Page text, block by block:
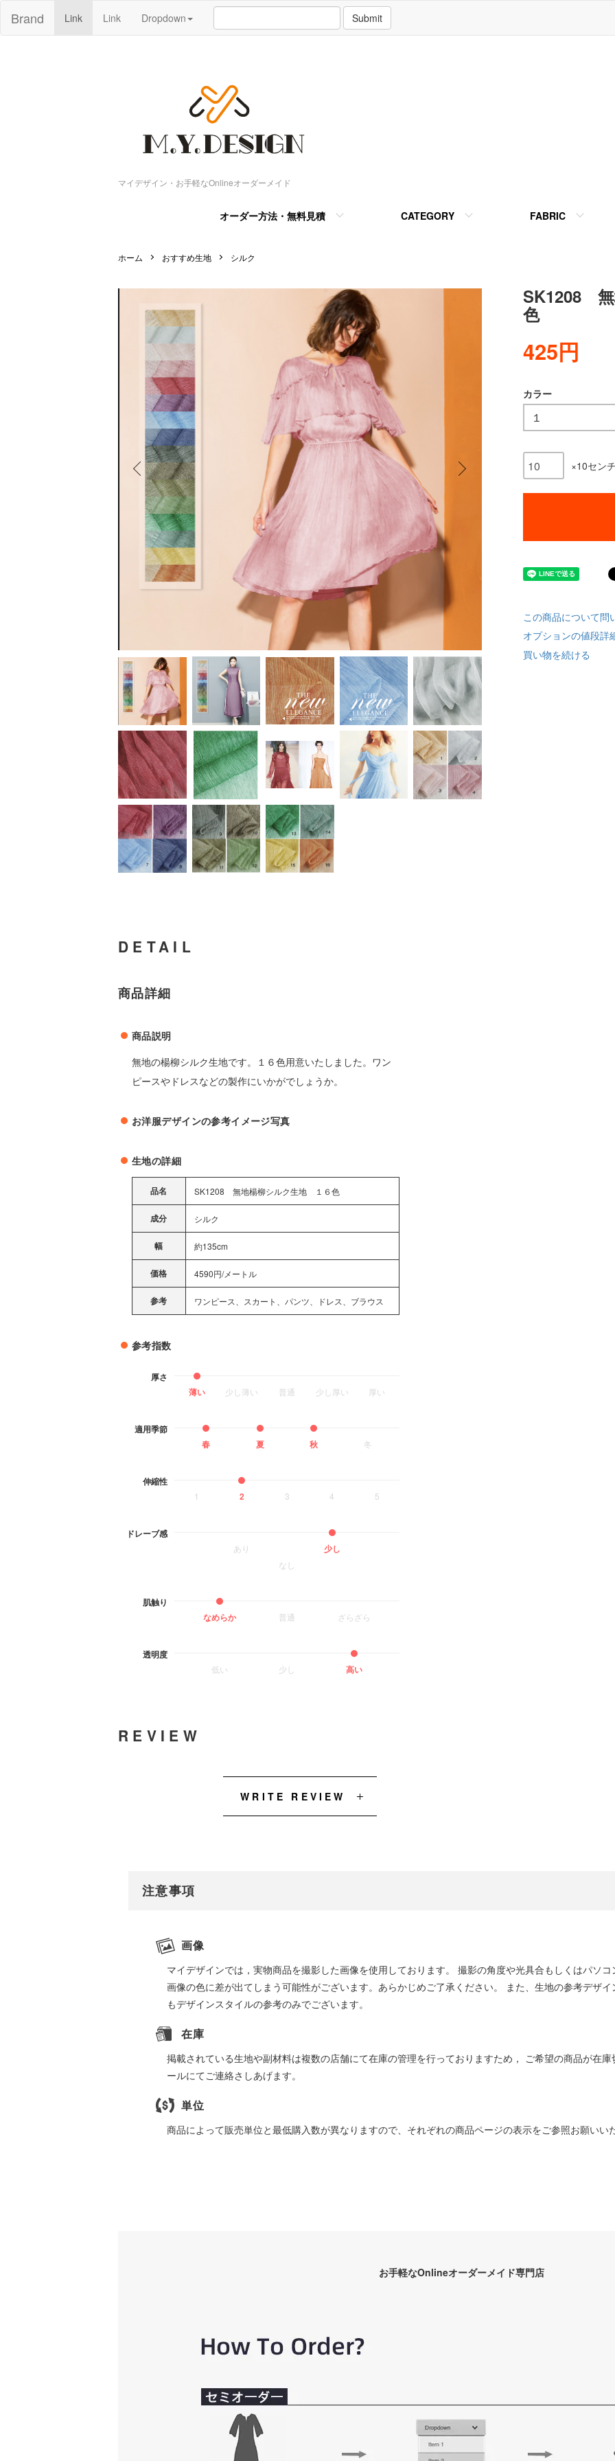
Brand Link Link Dropdown Submit
マイデザイン・お手軽なOnlineオーダーメイド
オーダー方法・無料見積 CATEGORY FABRIC
ホーム おすすめ生地 シルク
SK1208
色
425円
カラー
×10センチ
この商品について問
オプションの値段詳
買い物を続ける
DETAIL
商品詳細
商品説明
無地の楊柳シルク生地です。１６色用意いたしました。ワン
ピースやドレスなどの製作にいかがでしょうか。
お洋服デザインの参考イメージ写真
生地の詳細
品名 SK1208 無地楊柳シルク生地 １６色
成分 シルク
幅 約135cm
価格 4590円/メートル
参考 ワンピース、スカート、パンツ、ドレス、ブラウス
参考指数
厚さ
薄い
少し薄い 普通 少し厚い 厚い
適用季節
春
夏 秋 冬
伸縮性
1 2 3 4 5
ドレーブ感
あり 少し
なし
肌触り
なめらか
普通 ざらざら
透明度
低い 少し 高い
REVIEW
WRITE REVIEW
注意事項
画像
マイデザインでは，実物商品を撮影した画像を使用しております。 撮影の角度や光具合もしくはパソ
画像の色に差が出てしまう可能性がございます。あらかじめご了承ください。 また、生地の参考デザ
もデザインスタイルの参考のみでございます。
在庫
掲載されている生地や副材料は複数の店舗にて在庫の管理を行っておりますため， ご希望の商品が在
ールにてご連絡さしあげます。
単位
商品によって販売単位と最低購入数が異なりますので、それぞれの商品ページの表示をご参照お願いい
お手軽なOnlineオーダーメイド専門店